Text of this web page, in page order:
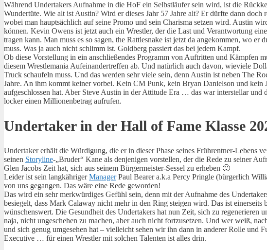
Während Undertakers Aufnahme in die HoF ein Selbstläufer sein wird, ist die
Wundertüte. Wie alt ist Austin? Wird er dieses Jahr 57 Jahre alt? Er dürfte dann doch
wobei man hauptsächlich auf seine Promo und sein Charisma setzen wird. Austin
können. Kevin Owens ist jetzt auch ein Wrestler, der die Last und Verantwortung
tragen kann. Man muss es so sagen, the Rattlesnake ist jetzt da angekommen, wo er
muss. Was ja auch nicht schlimm ist. Goldberg passiert das bei jedem Kampf.
Ob diese Vorstellung in ein anschließendes Programm von Auftritten und Kämpfen
diesem Wrestlemania Aufeinandertreffen ab. Und natürlich auch davon, wieviele
Truck schaufeln muss. Und das werden sehr viele sein, denn Austin ist neben The
Jahre. An ihm kommt keiner vorbei. Kein CM Punk, kein Bryan Danielson und kein
aufgeschlossen hat. Aber Steve Austin in der Attitude Era … das war interstellar und
locker einen Millionenbetrag aufrufen.
Undertaker in der Hall of Fame Klasse
Undertaker erhält die Würdigung, die er in dieser Phase seines Frührentner-Lebens
seinen Storyline-„Bruder“ Kane als denjenigen vorstellen, der die Rede zu seiner
Glen Jacobs Zeit hat, sich aus seinem Bürgermeister-Sessel zu erheben 🙂
Leider ist sein langkährigerManagerPaul Bearer a.k.a Percy Pringle (bürgerlich
von uns gegangen. Das wäre eine Rede geworden!
Das wird ein sehr merkwürdiges Gefühl sein, denn mit der Aufnahme des
besiegelt, dass Mark Calaway nicht mehr in den Ring steigen wird. Das ist einerseits
wünschenswert. Die Gesundheit des Undertakers hat nun Zeit, sich zu regenerieren
naja, nicht ungeschehen zu machen, aber auch nicht fortzusetzen. Und wer weiß,
und sich genug umgesehen hat – vielleicht sehen wir ihn dann in anderer Rolle und
Executive … für einen Wrestler mit solchen Talenten ist alles drin.